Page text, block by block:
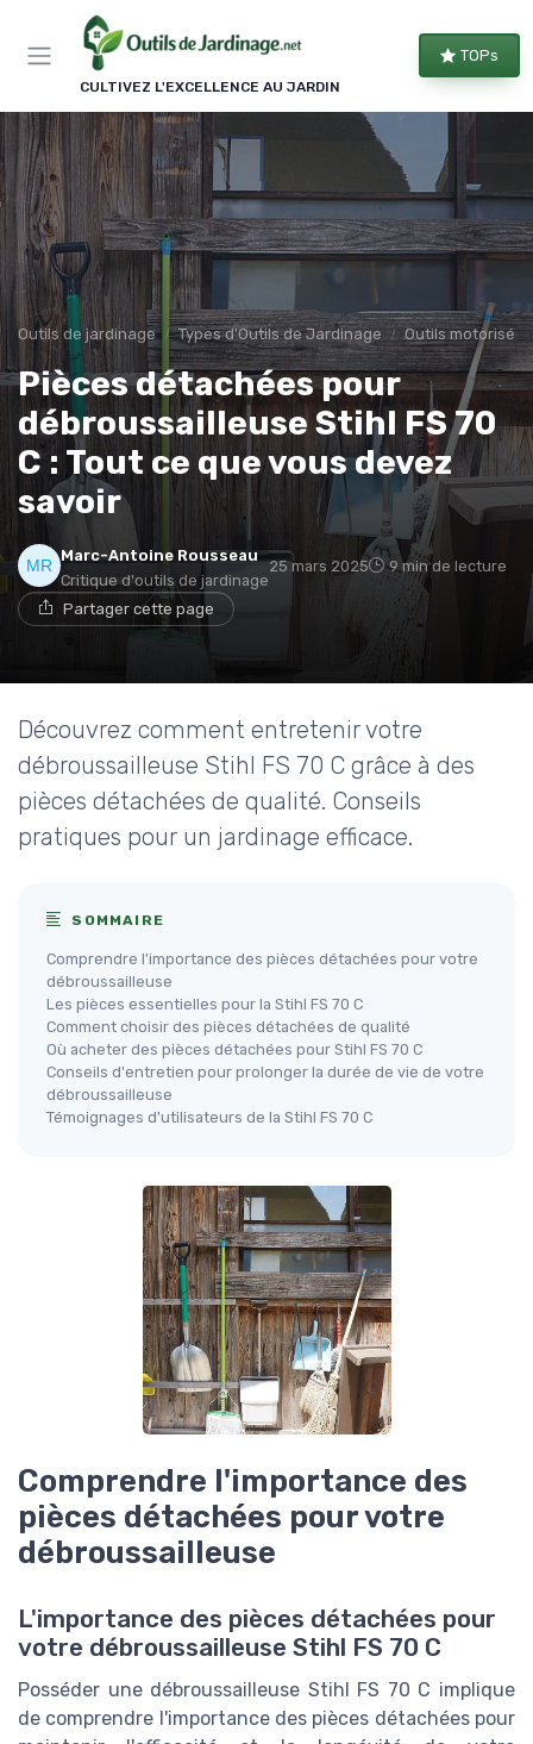
CULTIVEZ L'EXCELLENCE AU JARDIN
TOPs
Outils de jardinage Types d'Outils de Jardinage Outils motorisés
Pièces détachées pour
débroussailleuse Stihl FS 70
C : Tout ce que vous devez
savoir
Marc-Antoine Rousseau
Critique d'outils de jardinage
25 mars 2025 9 min de lecture
Partager cette page
Découvrez comment entretenir votre
débroussailleuse Stihl FS 70 C grâce à des
pièces détachées de qualité. Conseils
pratiques pour un jardinage efficace.
SOMMAIRE
Comprendre l'importance des pièces détachées pour votre
débroussailleuse
Les pièces essentielles pour la Stihl FS 70 C
Comment choisir des pièces détachées de qualité
Où acheter des pièces détachées pour Stihl FS 70 C
Conseils d'entretien pour prolonger la durée de vie de votre
débroussailleuse
Témoignages d'utilisateurs de la Stihl FS 70 C
Comprendre l'importance des
pièces détachées pour votre
débroussailleuse
L'importance des pièces détachées pour
votre débroussailleuse Stihl FS 70 C
Posséder une débroussailleuse Stihl FS 70 C implique
de comprendre l'importance des pièces détachées pour
Panneau de gestion des cookies